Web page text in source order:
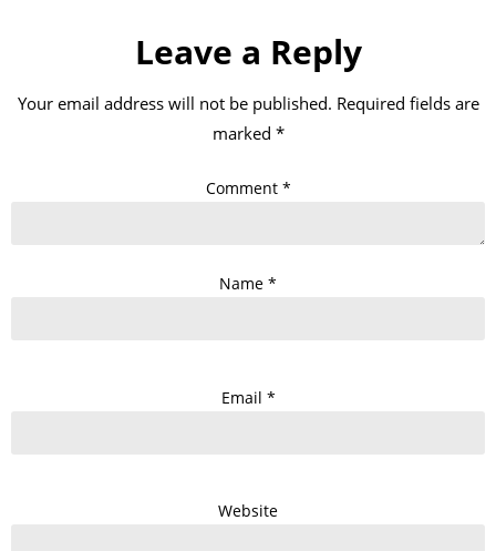
Leave a Reply
Your email address will not be published. Required fields are
marked *
Comment *
Name *
Email *
Website